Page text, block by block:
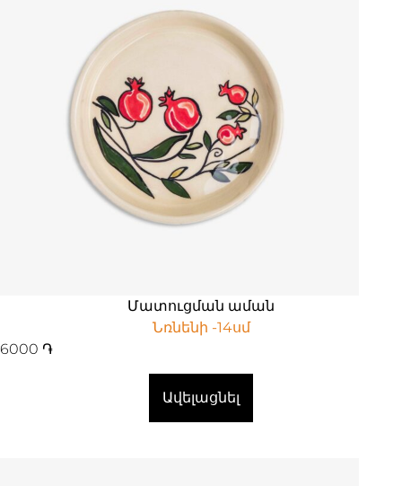
Մատուցման աման
Նռնենի -14սմ
6000 ֏
Ավելացնել